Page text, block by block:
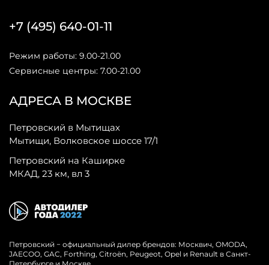
АДРЕСА В МОСКВЕ
Петровский в Мытищах
Мытищи, Волковское шоссе 17/1
Петровский на Каширке
МКАД, 23 км, вл 3
+7 (495) 640-01-11
Режим работы: 9.00-21.00
Сервисные центры: 7.00-21.00
Петровский − официальный дилер брендов: Москвич, OMODA,
JAECOO, GAC, Forthing, Citroёn, Peugeot, Opel и Renault в Санкт-